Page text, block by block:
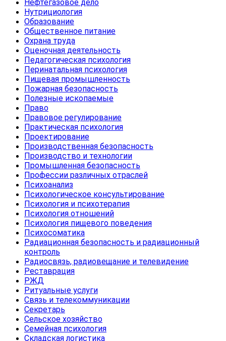
Нефтегазовое дело
Нутрициология
Образование
Общественное питание
Охрана труда
Оценочная деятельность
Педагогическая психология
Перинатальная психология
Пищевая промышленность
Пожарная безопасность
Полезные ископаемые
Право
Правовое регулирование
Практическая психология
Проектирование
Производственная безопасность
Производство и технологии
Промышленная безопасность
Профессии различных отраслей
Психоанализ
Психологическое консультирование
Психология и психотерапия
Психология отношений
Психология пищевого поведения
Психосоматика
Радиационная безопасность и радиационный
контроль
Радиосвязь, радиовещание и телевидение
Реставрация
РЖД
Ритуальные услуги
Связь и телекоммуникации
Секретарь
Сельское хозяйство
Семейная психология
Складская логистика